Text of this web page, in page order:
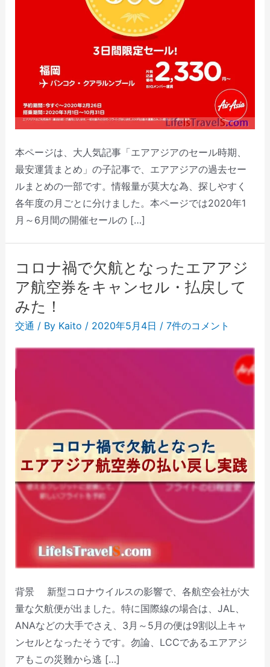
本ページは、大人気記事「エアアジアのセール時期、
最安運賃まとめ」の子記事で、エアアジアの過去セー
ルまとめの一部です。情報量が莫大な為、探しやすく
各年度の月ごとに分けました。本ページでは2020年1
月～6月間の開催セールの […]
コロナ禍で欠航となったエアアジ
ア航空券をキャンセル・払戻して
みた！
交通 / By Kaito / 2020年5月4日 / 7件のコメント
背景 新型コロナウイルスの影響で、各航空会社が大
量な欠航便が出ました。特に国際線の場合は、JAL、
ANAなどの大手でさえ、3月～5月の便は9割以上キャ
ンセルとなったそうです。勿論、LCCであるエアアジ
アもこの災難から逃 […]